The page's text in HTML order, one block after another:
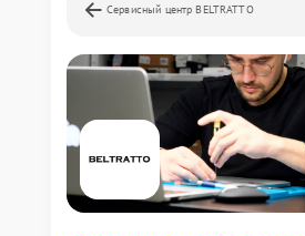
Сервисный центр BELTRATTO